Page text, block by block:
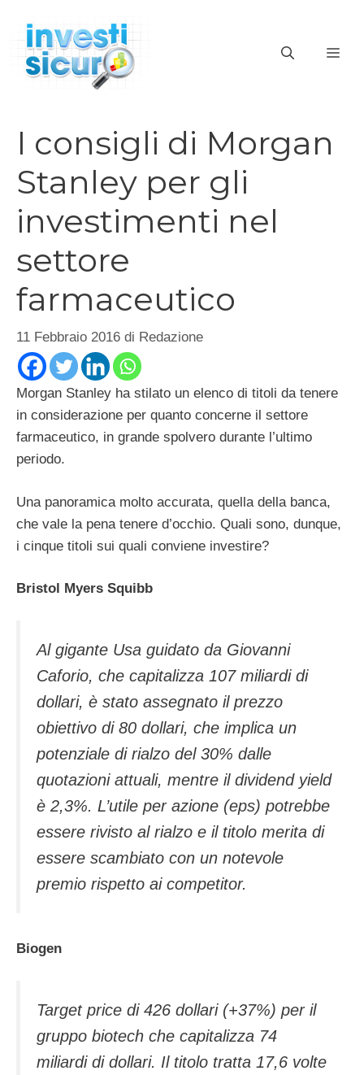
contenuto
I consigli di Morgan
Stanley per gli
investimenti nel
settore
farmaceutico
11 Febbraio 2016 di Redazione
Morgan Stanley ha stilato un elenco di titoli da tenere
in considerazione per quanto concerne il settore
farmaceutico, in grande spolvero durante l’ultimo
periodo.
Una panoramica molto accurata, quella della banca,
che vale la pena tenere d’occhio. Quali sono, dunque,
i cinque titoli sui quali conviene investire?
Bristol Myers Squibb
Al gigante Usa guidato da Giovanni
Caforio, che capitalizza 107 miliardi di
dollari, è stato assegnato il prezzo
obiettivo di 80 dollari, che implica un
potenziale di rialzo del 30% dalle
quotazioni attuali, mentre il dividend yield
è 2,3%. L’utile per azione (eps) potrebbe
essere rivisto al rialzo e il titolo merita di
essere scambiato con un notevole
premio rispetto ai competitor.
Biogen
Target price di 426 dollari (+37%) per il
gruppo biotech che capitalizza 74
miliardi di dollari. Il titolo tratta 17,6 volte